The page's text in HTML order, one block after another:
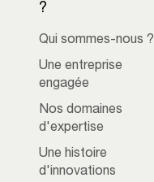
?
Qui sommes-nous ?
Une entreprise
engagée
Nos domaines
d'expertise
Une histoire
d'innovations